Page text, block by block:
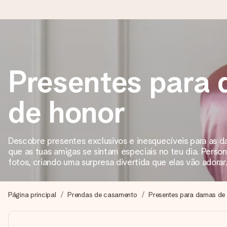
Preparamos o teu presente com toda a atenção e enviamos
4,7 (com base em +15.000 avaliações)
Os nossos presentes inspiram. Os clientes avaliam-nos com
Cria algo único em apenas alguns passos - com o nome
Presentes para
de honor
Descobre presentes exclusivos e inesquecíveis para as
que as tuas amigas se sintam especiais no teu dia.
fotos, criando uma surpresa divertida que elas vão adorar.
Página principal Prendas de casamento Presentes para damas de